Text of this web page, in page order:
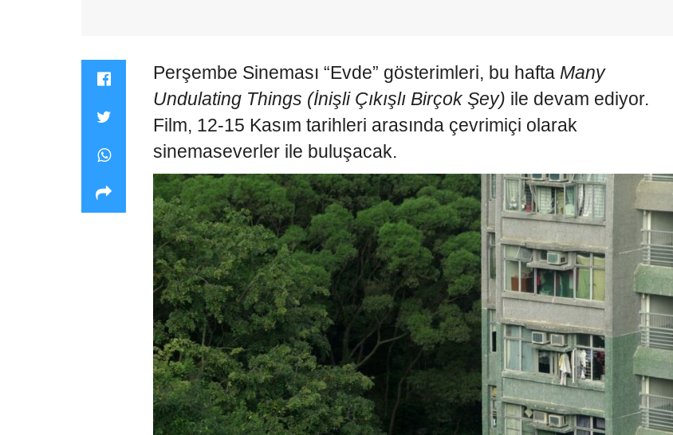
Perşembe Sineması “Evde” gösterimleri, bu hafta Many
Undulating Things (İnişli Çıkışlı Birçok Şey) ile devam ediyor.
Film, 12-15 Kasım tarihleri arasında çevrimiçi olarak
sinemaseverler ile buluşacak.